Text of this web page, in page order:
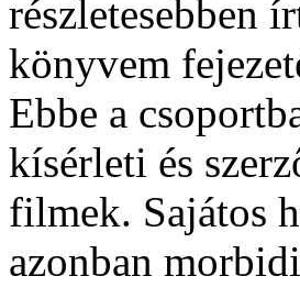
részletesebben
könyvem
Ebbe a
kísérleti és
filmek. Sajátos
azonban